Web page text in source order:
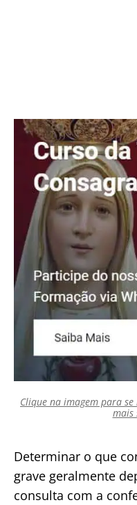
Clique na imagem para
mais
Determinar o que
grave geralmente
consulta com a